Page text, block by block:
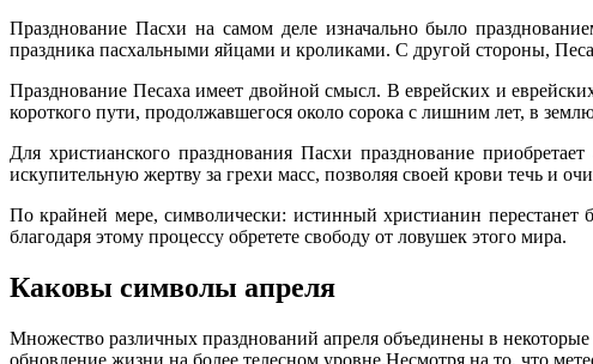
Празднование Пасхи на самом деле изначально было
праздника пасхальными яйцами и кроликами. С другой стороны,
Празднование Песаха имеет двойной смысл. В еврейских и
короткого пути, продолжавшегося около сорока с лишним лет, в
Для христианского празднования Пасхи празднование
искупительную жертву за грехи масс, позволяя своей крови течь и
По крайней мере, символически: истинный христианин
благодаря этому процессу обретете свободу от ловушек этого мира.
Каковы символы апреля
Множество различных празднований апреля объединены в
обновление жизни на более телесном уровне.Несмотря на то, что